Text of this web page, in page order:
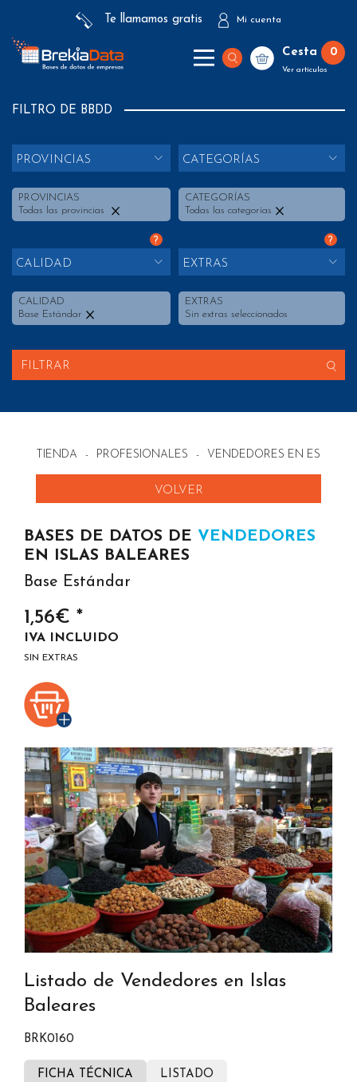
Te llamamos gratis Mi cuenta
Cesta 0
Ver artículos
FILTRO DE BBDD
PROVINCIAS
PROVINCIAS
Todas las provincias
CATEGORÍAS
CATEGORÍAS
Todas las categorías
?
CALIDAD
CALIDAD
Base Estándar
?
EXTRAS
EXTRAS
Sin extras seleccionados
FILTRAR
TIENDA - PROFESIONALES - VENDEDORES EN ESPAÑA
VOLVER
BASES DE DATOS DE VENDEDORES
EN ISLAS BALEARES
Base Estándar
1,56€ *
IVA INCLUIDO
SIN EXTRAS
Listado de Vendedores en Islas
Baleares
BRK0160
FICHA TÉCNICA LISTADO